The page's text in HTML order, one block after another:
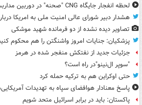
لحظه انفجار جایگاه CNG "صحنه" در دوربین مداربسته
هشدار دبیر شورای عالی امنیت ملی به امریکا
تصاویر دیده‌ نشده از دو فرمانده شهید موشکی
پزشکیان: جنایات امروز واشنگتن را هم محکوم
جزئیات جدید از نفتکش منفجر شده در هرمز
"سوپر ال‌نینو"در راه است؟
حتی اوکراین هم به ترکیه حمله کرد
پاسخ معنادار هوافضای سپاه به تهدیدات
پاکستان: باید در برابر اسرائیل متحد شویم